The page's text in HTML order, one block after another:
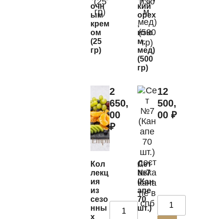
очн
ым
крем
ом
(25
гр)
кий
орех
,
изю
м,
мед)
(500
гр)
Кол
лекц
ия
из
сезо
нны
х
2
650,
00
₽
Сет
№7
(Кан
апе
70
шт.)
12
500,
00 ₽